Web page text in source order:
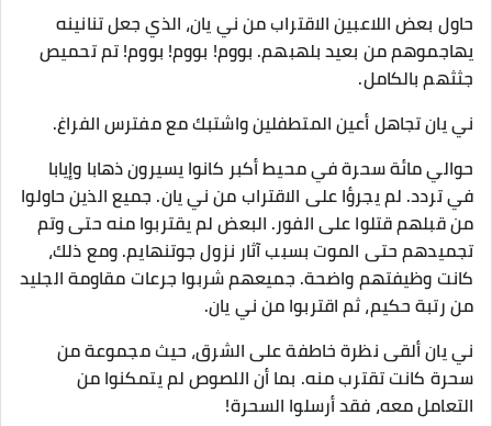
حاول بعض اللاعبين الاقتراب من ني يان، الذي جعل تنانينه
يهاجموهم من بعيد بلهبهم. بووم! بووم! بووم! تم تحميص
جثثهم بالكامل.
ني يان تجاهل أعين المتطفلين واشتبك مع مفترس الفراغ.
حوالي مائة سحرة في محيط أكبر كانوا يسيرون ذهابا وإيابا
في تردد. لم يجرؤا على الاقتراب من ني يان. جميع الذين حاولوا
من قبلهم قتلوا على الفور. البعض لم يقتربوا منه حتى وتم
تجميدهم حتى الموت بسبب آثار نزول جوتنهايم. ومع ذلك،
كانت وظيفتهم واضحة. جميعهم شربوا جرعات مقاومة الجليد
من رتبة حكيم، ثم اقتربوا من ني يان.
ني يان ألقى نظرة خاطفة على الشرق، حيث مجموعة من
سحرة كانت تقترب منه. بما أن اللصوص لم يتمكنوا من
التعامل معه، فقد أرسلوا السحرة!